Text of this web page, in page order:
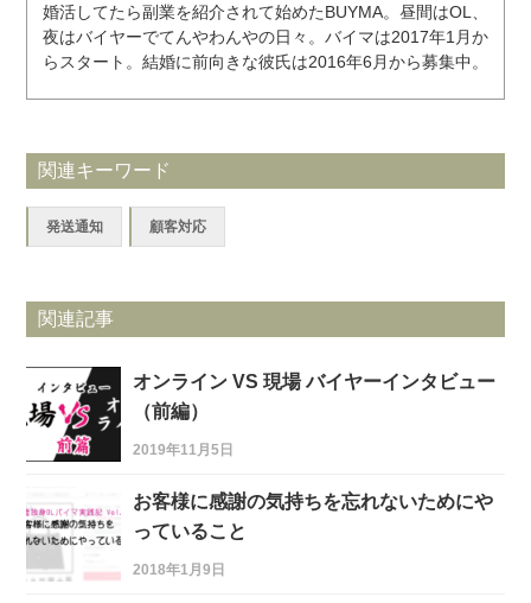
婚活してたら副業を紹介されて始めたBUYMA。昼間はOL、
夜はバイヤーでてんやわんやの日々。バイマは2017年1月か
らスタート。結婚に前向きな彼氏は2016年6月から募集中。
関連キーワード
発送通知 顧客対応
関連記事
オンライン VS 現場 バイヤーインタビュー
（前編）
2019年11月5日
お客様に感謝の気持ちを忘れないためにや
っていること
2018年1月9日